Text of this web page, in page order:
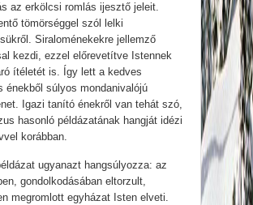
az erkölcsi romlás ijesztő jeleit.
tömörséggel szól lelki
Siraloménekekre jellemző
kezdi, ezzel előrevetítve Istennek
ítéletét is. Így lett a kedves
énekből súlyos mondanivalójú
Igazi tanító énekről van tehát szó,
hasonló példázatának hangját idézi
korábban.
ugyanazt hangsúlyozza: az
gondolkodásában eltorzult,
megromlott egyházat Isten elveti.